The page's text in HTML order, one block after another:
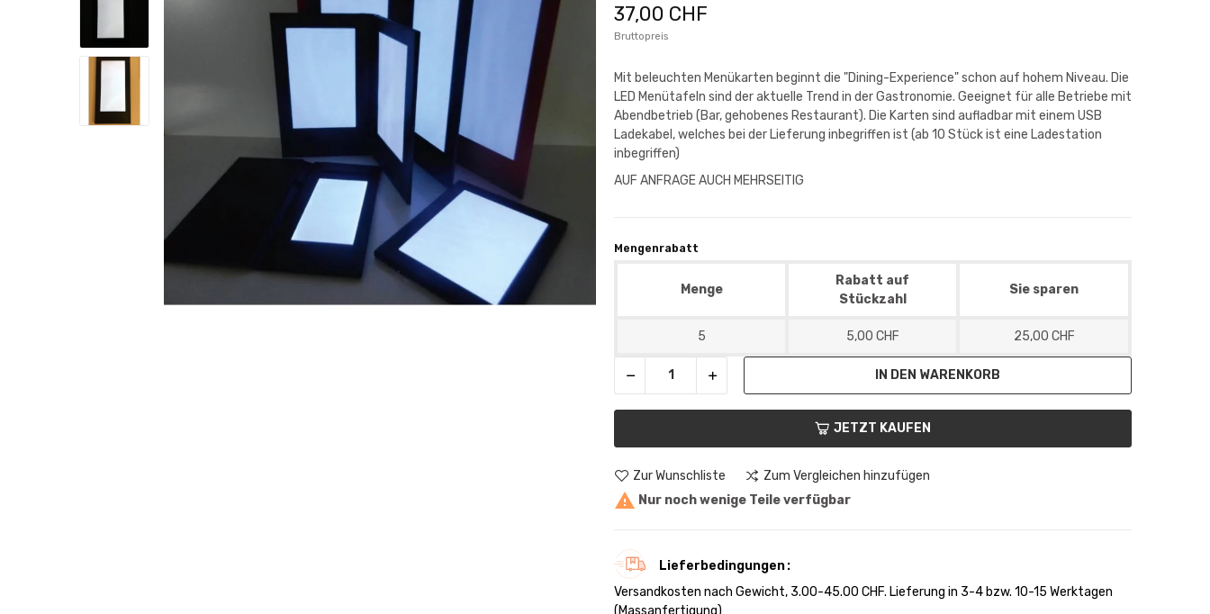
37,00 CHF
Bruttopreis
Mit beleuchten Menükarten beginnt die "Dining-Experience" schon auf hohem Niveau. Die
LED Menütafeln sind der aktuelle Trend in der Gastronomie. Geeignet für alle Betriebe mit
Abendbetrieb (Bar, gehobenes Restaurant). Die Karten sind aufladbar mit einem USB
Ladekabel, welches bei der Lieferung inbegriffen ist (ab 10 Stück ist eine Ladestation
inbegriffen)
AUF ANFRAGE AUCH MEHRSEITIG
Mengenrabatt
Menge
Rabatt auf
Stückzahl
Sie sparen
5 5,00 CHF 25,00 CHF
IN DEN WARENKORB
JETZT KAUFEN
Zur Wunschliste Zum Vergleichen hinzufügen
 Nur noch wenige Teile verfügbar
Lieferbedingungen
Versandkosten nach Gewicht, 3.00-45.00 CHF. Lieferung in 3-4 bzw. 10-15 Werktagen